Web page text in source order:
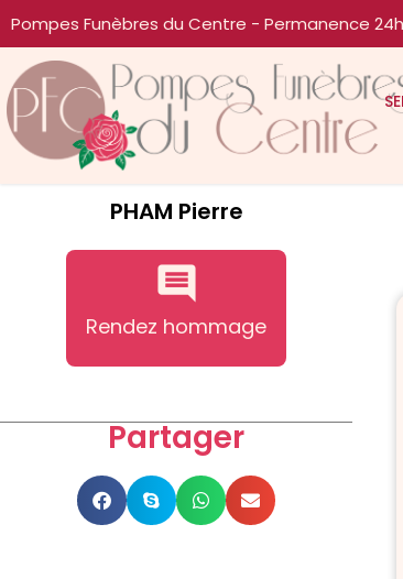
Pompes Funèbres du Centre - Permanence
PHAM Pierre
Rendez hommage
Partager